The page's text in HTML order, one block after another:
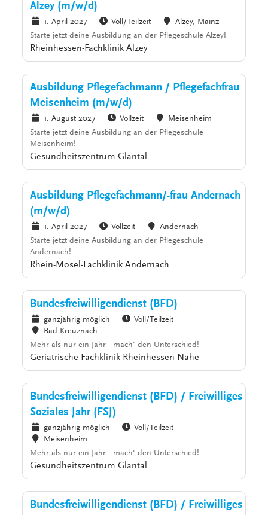
Alzey (m/w/d)
1. April 2027 Voll/Teilzeit
Alzey, Mainz
Starte jetzt deine Ausbildung an der Pflegeschule Alzey!
Rheinhessen-Fachklinik Alzey
Ausbildung Pflegefachmann / Pflegefachfrau
Meisenheim (m/w/d)
1. August 2027 Vollzeit
Meisenheim
Starte jetzt deine Ausbildung an der Pflegeschule
Meisenheim!
Gesundheitszentrum Glantal
Ausbildung Pflegefachmann/-frau Andernach
(m/w/d)
1. April 2027 Vollzeit
Andernach
Starte jetzt deine Ausbildung an der Pflegeschule
Andernach!
Rhein-Mosel-Fachklinik Andernach
Bundesfreiwilligendienst (BFD)
ganzjährig möglich
Voll/Teilzeit
Bad Kreuznach
Mehr als nur ein Jahr - mach' den Unterschied!
Geriatrische Fachklinik Rheinhessen-Nahe
Bundesfreiwilligendienst (BFD) / Freiwilliges
Soziales Jahr (FSJ)
ganzjährig möglich
Voll/Teilzeit
Meisenheim
Mehr als nur ein Jahr - mach' den Unterschied!
Gesundheitszentrum Glantal
Bundesfreiwilligendienst (BFD) / Freiwilliges